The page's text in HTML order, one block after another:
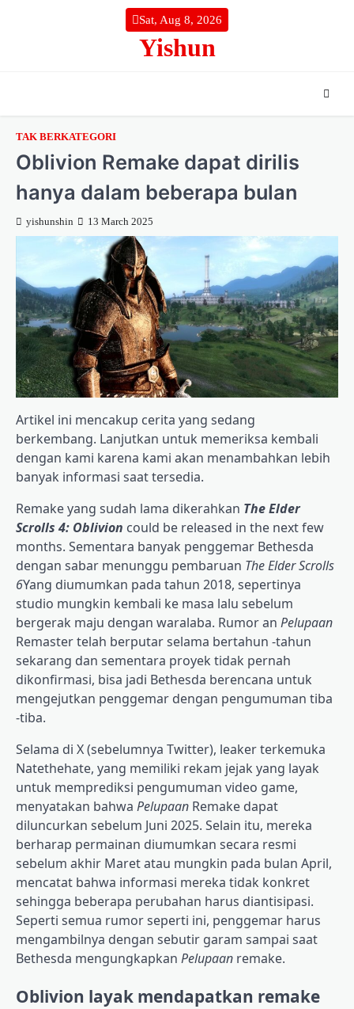
Sat, Aug 8, 2026
Yishun
TAK BERKATEGORI
Oblivion Remake dapat dirilis
hanya dalam beberapa bulan
yishunshin 13 March 2025
Artikel ini mencakup cerita yang sedang
berkembang. Lanjutkan untuk memeriksa kembali
dengan kami karena kami akan menambahkan lebih
banyak informasi saat tersedia.
Remake yang sudah lama dikerahkan The Elder
Scrolls 4: Oblivion could be released in the next few
months. Sementara banyak penggemar Bethesda
dengan sabar menunggu pembaruan The Elder Scrolls
6Yang diumumkan pada tahun 2018, sepertinya
studio mungkin kembali ke masa lalu sebelum
bergerak maju dengan waralaba. Rumor an Pelupaan
Remaster telah berputar selama bertahun -tahun
sekarang dan sementara proyek tidak pernah
dikonfirmasi, bisa jadi Bethesda berencana untuk
mengejutkan penggemar dengan pengumuman tiba
-tiba.
Selama di X (sebelumnya Twitter), leaker terkemuka
Natethehate, yang memiliki rekam jejak yang layak
untuk memprediksi pengumuman video game,
menyatakan bahwa Pelupaan Remake dapat
diluncurkan sebelum Juni 2025. Selain itu, mereka
berharap permainan diumumkan secara resmi
sebelum akhir Maret atau mungkin pada bulan April,
mencatat bahwa informasi mereka tidak konkret
sehingga beberapa perubahan harus diantisipasi.
Seperti semua rumor seperti ini, penggemar harus
mengambilnya dengan sebutir garam sampai saat
Bethesda mengungkapkan Pelupaan remake.
Oblivion layak mendapatkan remake